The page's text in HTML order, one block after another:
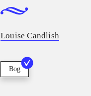
Louise Candlish
Bog